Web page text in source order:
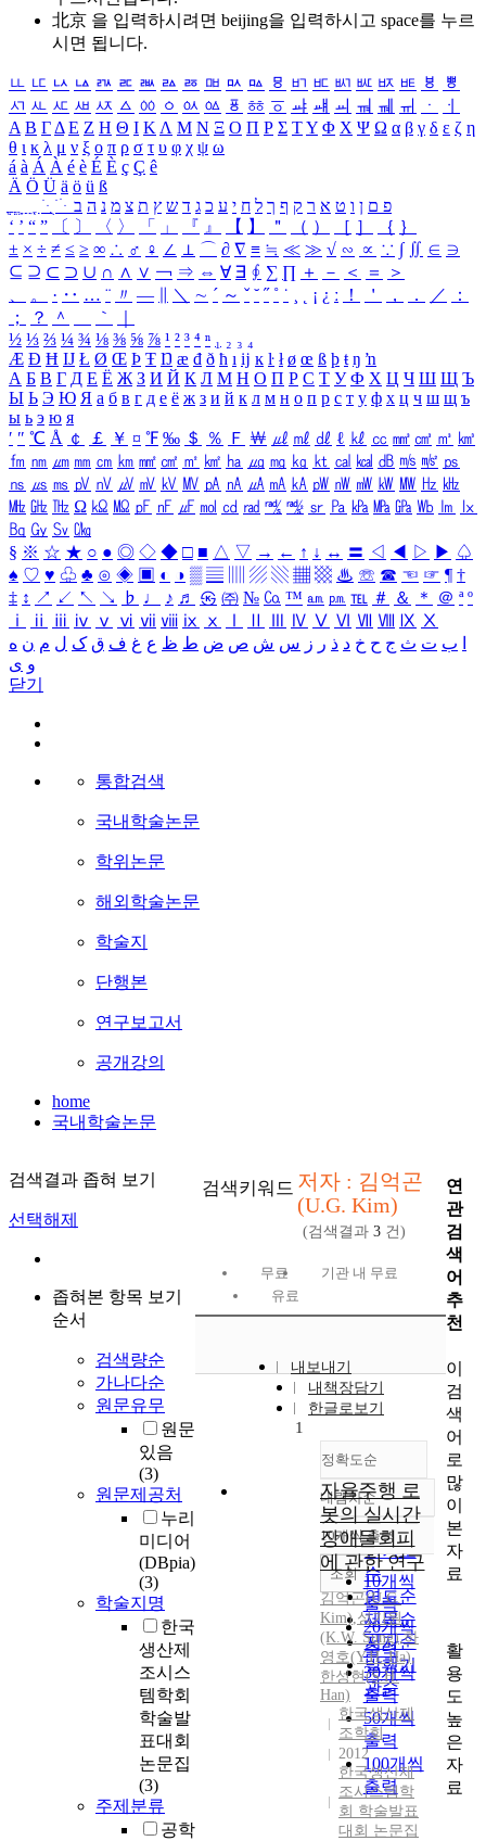
北京 을 입력하시려면 beijing을 입력하시고 space를 누르
시면 됩니다.
ㅥ ㅦ ㅧ ㅨ ㅩ ㅪ ㅫ ㅬ ㅭ ㅮ ㅯ ㅰ ㅱ ㅲ ㅳ ㅴ ㅵ ㅶ ㅷ ㅸ
ㅹ
ㅺ ㅻ ㅼ ㅽ ㅾ ㅿ ㆀ ㆁ ㆂ ㆃ ㆄ ㆅ ㆆ ㆇ ㆈ ㆉ ㆊ ㆋ ㆌ ㆍ
ㆎ
Α Β ΓΔ Ε Ζ Η Θ Ι ΚΛ Μ Ν Ξ Ο Π Ρ Σ ΤΥ Φ Χ Ψ Ω α β γ δ ε ζ η
θ ι κ λ μ ν ξ ο π ρ σ τ υ φ χ ψ ω
á à Á À é è É È ç Ç ê
Ä Ö Ü ä ö ü ß
ִֶֹ ֻּ ׁׂ פ ם ן ו ט א ר ק ף ך ל ח י ע כ ג ד ש ץ ת צ מ נ ה ב
‘ ’ “ ” 〔 〕 〈 〉 「 」 『 』 【 】 ＂ （ ） ［ ］ ｛ ｝
± × ÷ ≠ ≤ ≥ ∞ ∴ ♂ ♀ ∠ ⊥ ⌒ ∂ ∇ ≡ ≒ ≪ ≫ √ ∽ ∝ ∵ ∫ ∬ ∈ ∋
⊆ ⊇ ⊂ ⊃ ∪ ∩ ∧ ∨ ￢ ⇒ ⇔ ∀ ∃ ∮ ∑ ∏ ＋ － ＜ ＝
＞
、
。 · ‥ … ¨ 〃 ― ＼ ∼ ´ ～ ˇ ˘ ˝ ˚ ˙ ¸ ¡ ¿ ː ！ ＇ ， ． ／
：
；
？ ＾ ｀
½ ⅓ ⅔ ¼ ¾ ⅛ ⅜ ⅝ ⅞ ¹ ² ³ ⁴ ⁿ ₁ ₂ ₃ ₄
Æ Ð Ħ Ĳ Ł Ø Œ Þ Ŧ Ŋ æ đ ð ħ ı ĳ ĸ ŀ ł ø œ ß þ ŧ ŋ ŉ
А Б В Г Д Е Ё Ж З И Й К Л М Н О П Р С Т У Ф Х Ц Ч Ш Щ Ъ
Ы Ь Э Ю Я а б в г д е ё ж з и й к л м н о п р с т у ф х ц ч ш щ ъ
ы ь э ю я
′ ″ ℃ Å ￠ ￡ ￥ ¤ ℉ ‰ ＄ ％ Ｆ ￦ ㎕ ㎖ ㎗ ℓ ㎘ ㏄ ㎣ ㎤ ㎥ ㎦
㎙ ㎚ ㎛ ㎜ ㎝ ㎞ ㎟ ㎠ ㎡ ㎢ ㏊ ㎍ ㎎ ㎏ ㏏ ㎈ ㎉ ㏈ ㎧ ㎨ ㎰
㎱ ㎲ ㎳ ㎴ ㎵ ㎶ ㎷ ㎸ ㎹ ㎀ ㎁ ㎂ ㎃ ㎄ ㎺ ㎻ ㎽ ㎾ ㎿ ㎐ ㎑
㎒ ㎓ ㎔ Ω ㏀ ㏁ ㎊ ㎋ ㎌ ㏖ ㏅ ㎭ ㎮ ㎯ ㏛ ㎩ ㎪ ㎫ ㎬ ㏝ ㏐
㏓
㏃ ㏉ ㏜ ㏆
§ ※ ☆ ★ ○ ● ◎ ◇ ◆ □ ■ △ ▽ → ← ↑ ↓ ↔ 〓 ◁ ◀ ▷ ▶ ♤
♠ ♡ ♥ ♧ ♣ ⊙ ◈ ▣ ◐ ◑ ▒ ▤ ▨ ▧ ▦ ▩ ♨ ☏ ☎ ☜ ☞ ¶ †
‡ ↕ ↗ ↙ ↖ ↘ ♭ ♩ ♪ ♬ ㉿ ㈜ № ㏇ ™ ㏂ ㏘ ℡ ＃ ＆ ＊ ＠ ª º
ⅰ
ⅱ ⅲ ⅳ ⅴ ⅵ ⅶ ⅷ ⅸ ⅹ Ⅳ Ⅴ Ⅵ Ⅶ Ⅷ Ⅸ Ⅹ
ب ت ث ج ح خ د ذ ر ز س ش ص ض ط ظ ع غ ف ق ک ل م ن ه
و ی
닫기
통합검색
국내학술논문
학위논문
해외학술논문
학술지
단행본
연구보고서
공개강의
home
국내학술논문
검색결과 좁혀 보기
선택해제
좁혀본 항목 보기
순서
검색량순
가나다순
원문유무
원문
있음
(3)
원문제공처
누리
미디어
(DBpia)
(3)
학술지명
한국
생산제
조시스
템학회
학술발
표대회
논문집
(3)
주제분류
공학
검색키워드 저자 : 김억곤
(U.G. Kim)
(검색결과 3 건)
무료
기관 내 무료
유료
내보내기
내책장담기
한글로보기
정확도순
정확도
순
인기도
순
연도순
제목순
저자순
발행기
관순
내림차순
내림차순
10개씩 출력
10개씩
출력
20개씩
출력
30개씩
출력
50개씩
출력
100개씩
출력
조회
1
자율주행 로
봇의 실시간
장애물회피
에 관한 연구
김억곤(U.G.
Kim),성기원
(K.W. Sung),하
영호(Y.H. Ha),
한성현(S.H.
Han)
한국생산제
조학회
2012
한국생산제
조시스템학
회 학술발표
대회 논문집
연
관
검
색
어
추
천
이
검
색
어
로
많
이
본
자
료
활
용
도
높
은
자
료